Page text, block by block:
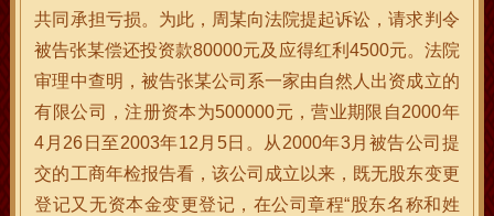
共同承担亏损。为此，周某向法院提起诉讼，请求判令
被告张某偿还投资款80000元及应得红利4500元。法院
审理中查明，被告张某公司系一家由自然人出资成立的
有限公司，注册资本为500000元，营业期限自2000年
4月26日至2003年12月5日。从2000年3月被告公司提
交的工商年检报告看，该公司成立以来，既无股东变更
登记又无资本金变更登记，在公司章程“股东名称和姓